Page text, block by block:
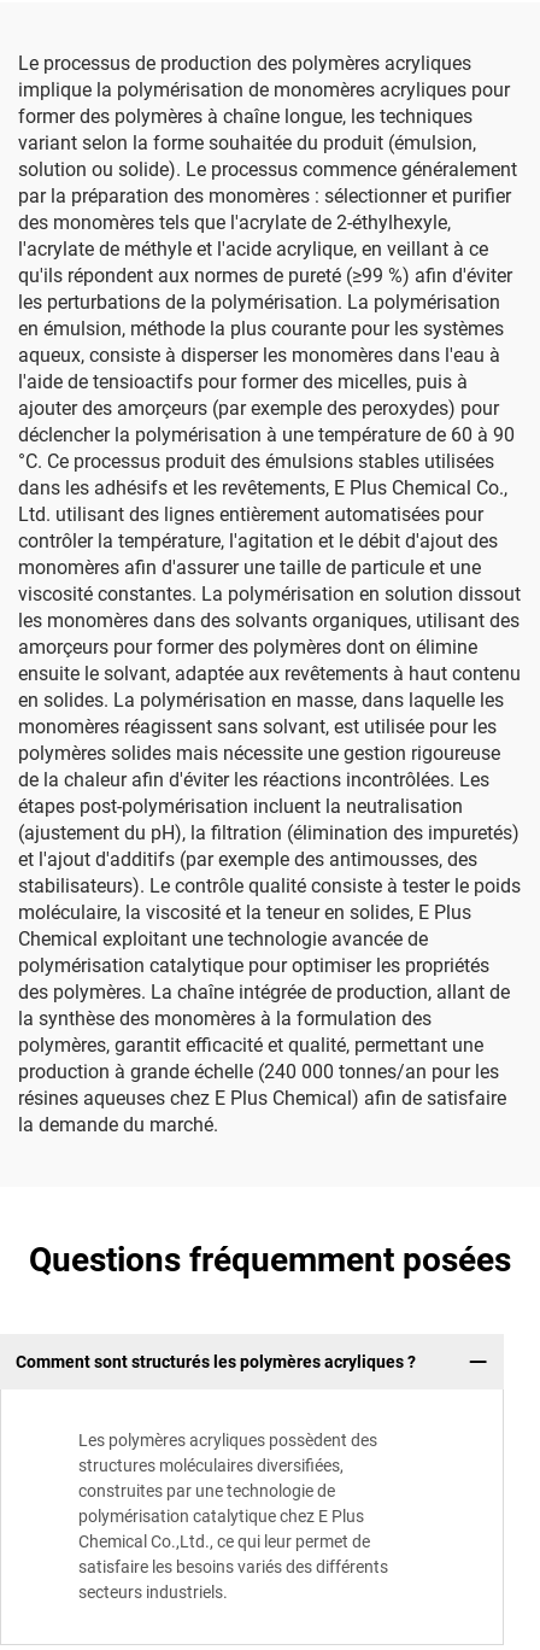
Le processus de production des polymères acryliques
implique la polymérisation de monomères acryliques pour
former des polymères à chaîne longue, les techniques
variant selon la forme souhaitée du produit (émulsion,
solution ou solide). Le processus commence généralement
par la préparation des monomères : sélectionner et purifier
des monomères tels que l'acrylate de 2-éthylhexyle,
l'acrylate de méthyle et l'acide acrylique, en veillant à ce
qu'ils répondent aux normes de pureté (≥99 %) afin d'éviter
les perturbations de la polymérisation. La polymérisation
en émulsion, méthode la plus courante pour les systèmes
aqueux, consiste à disperser les monomères dans l'eau à
l'aide de tensioactifs pour former des micelles, puis à
ajouter des amorçeurs (par exemple des peroxydes) pour
déclencher la polymérisation à une température de 60 à 90
°C. Ce processus produit des émulsions stables utilisées
dans les adhésifs et les revêtements, E Plus Chemical Co.,
Ltd. utilisant des lignes entièrement automatisées pour
contrôler la température, l'agitation et le débit d'ajout des
monomères afin d'assurer une taille de particule et une
viscosité constantes. La polymérisation en solution dissout
les monomères dans des solvants organiques, utilisant des
amorçeurs pour former des polymères dont on élimine
ensuite le solvant, adaptée aux revêtements à haut contenu
en solides. La polymérisation en masse, dans laquelle les
monomères réagissent sans solvant, est utilisée pour les
polymères solides mais nécessite une gestion rigoureuse
de la chaleur afin d'éviter les réactions incontrôlées. Les
étapes post-polymérisation incluent la neutralisation
(ajustement du pH), la filtration (élimination des impuretés)
et l'ajout d'additifs (par exemple des antimousses, des
stabilisateurs). Le contrôle qualité consiste à tester le poids
moléculaire, la viscosité et la teneur en solides, E Plus
Chemical exploitant une technologie avancée de
polymérisation catalytique pour optimiser les propriétés
des polymères. La chaîne intégrée de production, allant de
la synthèse des monomères à la formulation des
polymères, garantit efficacité et qualité, permettant une
production à grande échelle (240 000 tonnes/an pour les
résines aqueuses chez E Plus Chemical) afin de satisfaire
la demande du marché.
Questions fréquemment posées
Comment sont structurés les polymères acryliques ?
Les polymères acryliques possèdent des
structures moléculaires diversifiées,
construites par une technologie de
polymérisation catalytique chez E Plus
Chemical Co.,Ltd., ce qui leur permet de
satisfaire les besoins variés des différents
secteurs industriels.